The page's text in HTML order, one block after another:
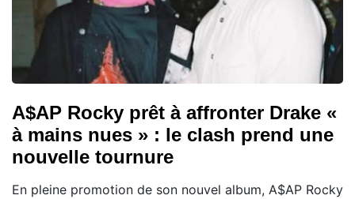
A$AP Rocky prêt à affronter Drake «
à mains nues » : le clash prend une
nouvelle tournure
En pleine promotion de son nouvel album, A$AP Rocky